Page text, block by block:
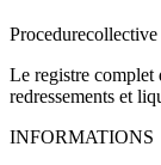
Procedurecollective
Le registre
redressements et
INFORMATIONS